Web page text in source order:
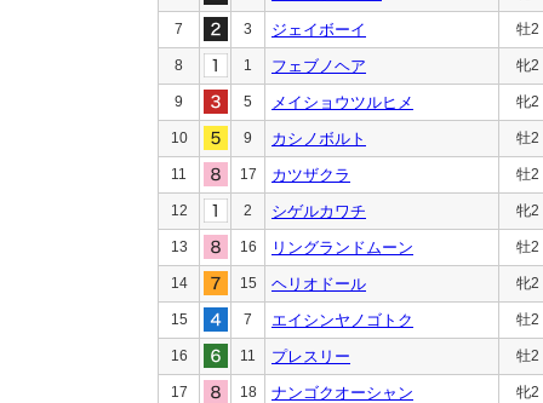
7 3 ジェイボーイ 牡2
8 1 フェブノヘア 牝2
9 5 メイショウツルヒメ 牝2
10 9 カシノボルト 牡2
11 17 カツザクラ 牡2
12 2 シゲルカワチ 牝2
13 16 リングランドムーン 牡2
14 15 ヘリオドール 牝2
15 7 エイシンヤノゴトク 牡2
16 11 プレスリー 牡2
17 18 ナンゴクオーシャン 牝2